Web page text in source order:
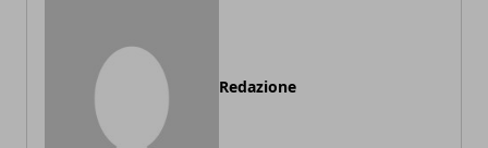
Redazione